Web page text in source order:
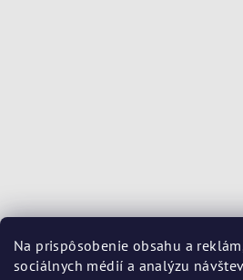
Na prispôsobenie obsahu a
sociálnych médií a analýzu